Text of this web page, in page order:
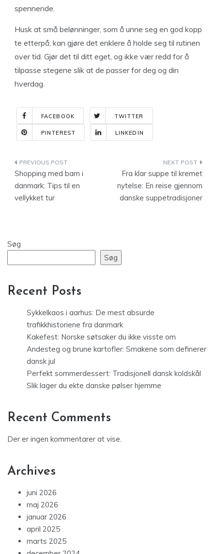
spennende.
Husk at små belønninger, som å unne seg en god kopp
te etterpå, kan gjøre det enklere å holde seg til rutinen
over tid. Gjør det til ditt eget, og ikke vær redd for å
tilpasse stegene slik at de passer for deg og din
hverdag.
FACEBOOK TWITTER
PINTEREST LINKEDIN
Indlægsnavigation
Shopping med barn i
danmark: Tips til en
vellykket tur
Fra klar suppe til kremet
nytelse: En reise gjennom
danske suppetradisjoner
Søg
Søg
Recent Posts
Sykkelkaos i aarhus: De mest absurde
trafikkhistoriene fra danmark
Kakefest: Norske søtsaker du ikke visste om
Andesteg og brune kartofler: Smakene som definerer
dansk jul
Perfekt sommerdessert: Tradisjonell dansk koldskål
Slik lager du ekte danske pølser hjemme
Recent Comments
Der er ingen kommentarer at vise.
Archives
juni 2026
maj 2026
januar 2026
april 2025
marts 2025